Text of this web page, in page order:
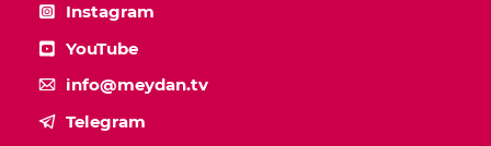
Instagram
YouTube
info@meydan.tv
Telegram